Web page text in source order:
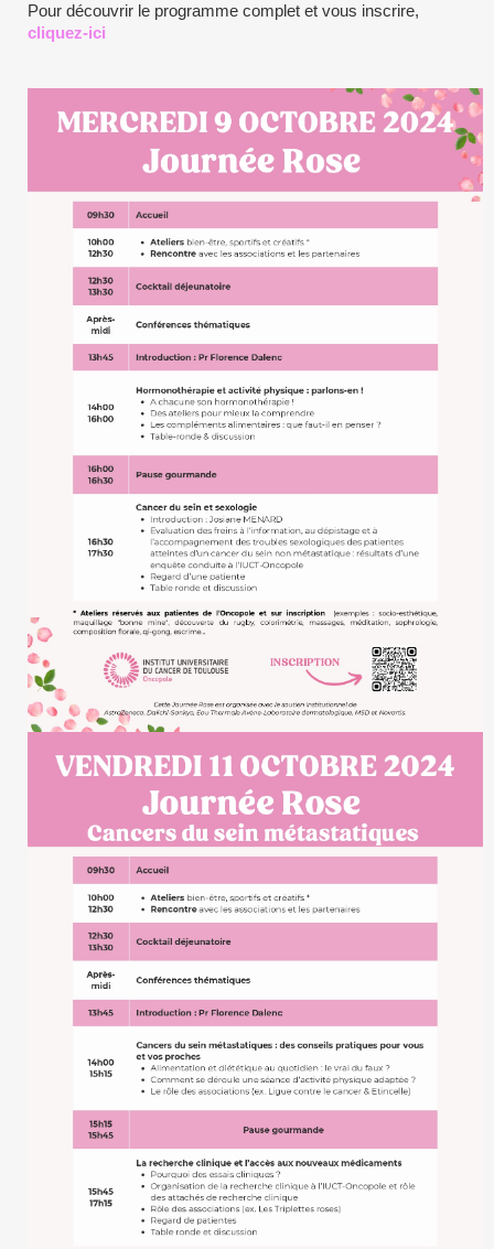
Pour découvrir le programme complet et vous inscrire,
cliquez-ici